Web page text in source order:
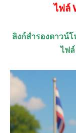
ไฟล์
ลิงก์สำรองดาวน์
ไฟ